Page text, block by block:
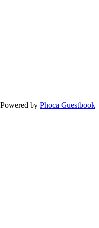
Powered by Phoca Guestbook